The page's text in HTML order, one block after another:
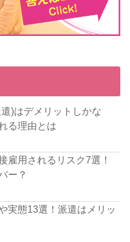
)はデメリットしかな
る理由とは
雇用されるリスク7選！
ー？
実態13選！派遣はメリッ